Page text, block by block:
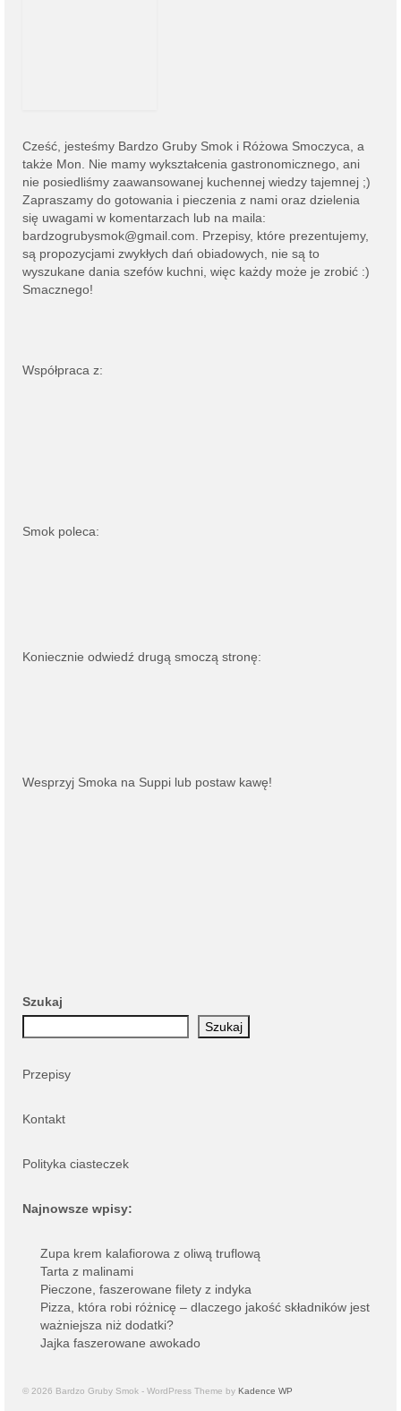
Cześć, jesteśmy Bardzo Gruby Smok i Różowa Smoczyca, a
także Mon. Nie mamy wykształcenia gastronomicznego, ani
nie posiedliśmy zaawansowanej kuchennej wiedzy tajemnej ;)
Zapraszamy do gotowania i pieczenia z nami oraz dzielenia
się uwagami w komentarzach lub na maila:
bardzogrubysmok@gmail.com . Przepisy, które prezentujemy,
są propozycjami zwykłych dań obiadowych, nie są to
wyszukane dania szefów kuchni, więc każdy może je zrobić :)
Smacznego!
Współpraca z:
Smok poleca:
Koniecznie odwiedź drugą smoczą stronę:
Wesprzyj Smoka na Suppi lub postaw kawę!
Szukaj
Szukaj
Przepisy
Kontakt
Polityka ciasteczek
Najnowsze wpisy:
Zupa krem kalafiorowa z oliwą truflową
Tarta z malinami
Pieczone, faszerowane filety z indyka
Pizza, która robi różnicę – dlaczego jakość składników jest
ważniejsza niż dodatki?
Jajka faszerowane awokado
© 2026 Bardzo Gruby Smok - WordPress Theme by Kadence WP